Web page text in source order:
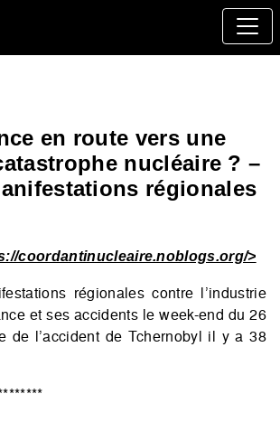
en route vers une
nucléaire ? –
régionales
coordantinucleaire.noblogs.org/>
régionales contre l’industrie
et ses accidents le week-end du 26
de l’accident de Tchernobyl il y a 38